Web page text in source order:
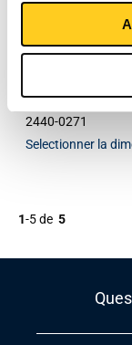
3000#
2440-0271
Selectionner la
1-5de 5